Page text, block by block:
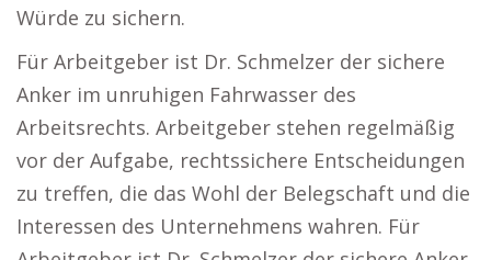
Würde zu sichern.
Für Arbeitgeber ist Dr. Schmelzer der sichere
Anker im unruhigen Fahrwasser des
Arbeitsrechts. Arbeitgeber stehen regelmäßig
vor der Aufgabe, rechtssichere Entscheidungen
zu treffen, die das Wohl der Belegschaft und die
Interessen des Unternehmens wahren. Für